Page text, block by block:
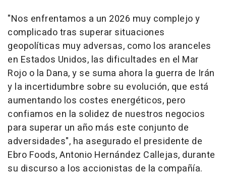
"Nos enfrentamos a un 2026 muy complejo y
complicado tras superar situaciones
geopolíticas muy adversas, como los aranceles
en Estados Unidos, las dificultades en el Mar
Rojo o la Dana, y se suma ahora la guerra de Irán
y la incertidumbre sobre su evolución, que está
aumentando los costes energéticos, pero
confiamos en la solidez de nuestros negocios
para superar un año más este conjunto de
adversidades", ha asegurado el presidente de
Ebro Foods, Antonio Hernández Callejas, durante
su discurso a los accionistas de la compañía.